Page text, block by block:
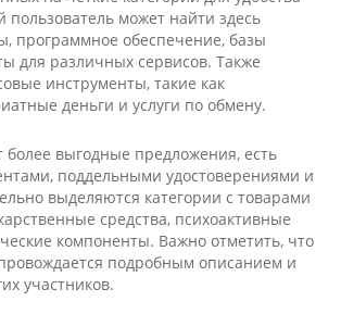
пользователь может найти здесь
программное обеспечение, базы
для различных сервисов. Также
инструменты, такие как
деньги и услуги по обмену.
более выгодные предложения, есть
поддельными удостоверениями и
выделяются категории с товарами
средства, психоактивные
компоненты. Важно отметить, что
подробным описанием и
участников.